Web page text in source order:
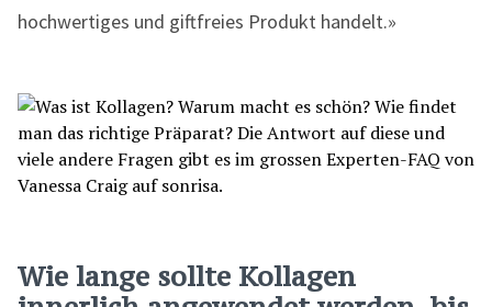
hochwertiges und giftfreies Produkt handelt.»
Wie lange sollte Kollagen